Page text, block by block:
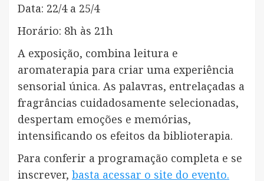
Data: 22/4 a 25/4
Horário: 8h às 21h
A exposição, combina leitura e
aromaterapia para criar uma experiência
sensorial única. As palavras, entrelaçadas a
fragrâncias cuidadosamente selecionadas,
despertam emoções e memórias,
intensificando os efeitos da biblioterapia.
Para conferir a programação completa e se
inscrever, basta acessar o site do evento.